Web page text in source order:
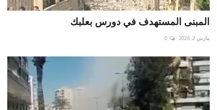
المبنى المستهدف في دورس بعلبك
مارس 2, 2026 0